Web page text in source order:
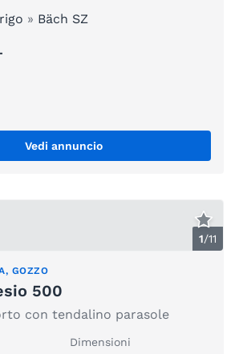
» Bäch SZ
Vedi annuncio
1/11
GOZZO
500
con tendalino parasole
Dimensioni